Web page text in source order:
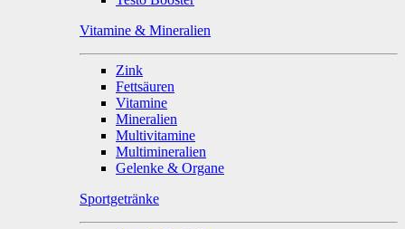
Vitamine & Mineralien
Zink
Fettsäuren
Vitamine
Mineralien
Multivitamine
Multimineralien
Gelenke & Organe
Sportgetränke